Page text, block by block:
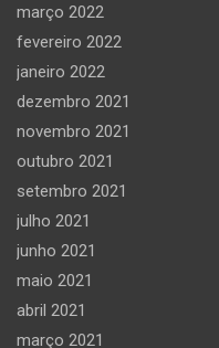
março 2022
fevereiro 2022
janeiro 2022
dezembro 2021
novembro 2021
outubro 2021
setembro 2021
julho 2021
junho 2021
maio 2021
abril 2021
março 2021